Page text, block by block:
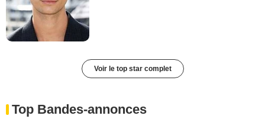
Voir le top star complet
Top Bandes-annonces